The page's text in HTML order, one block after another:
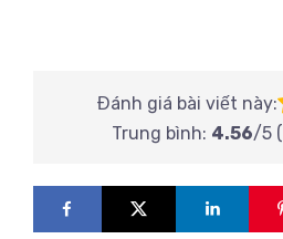
Đánh giá bài viết này:
Trung bình: 4.56/5 (